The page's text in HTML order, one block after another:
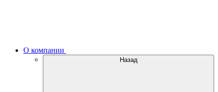
О компании
Назад